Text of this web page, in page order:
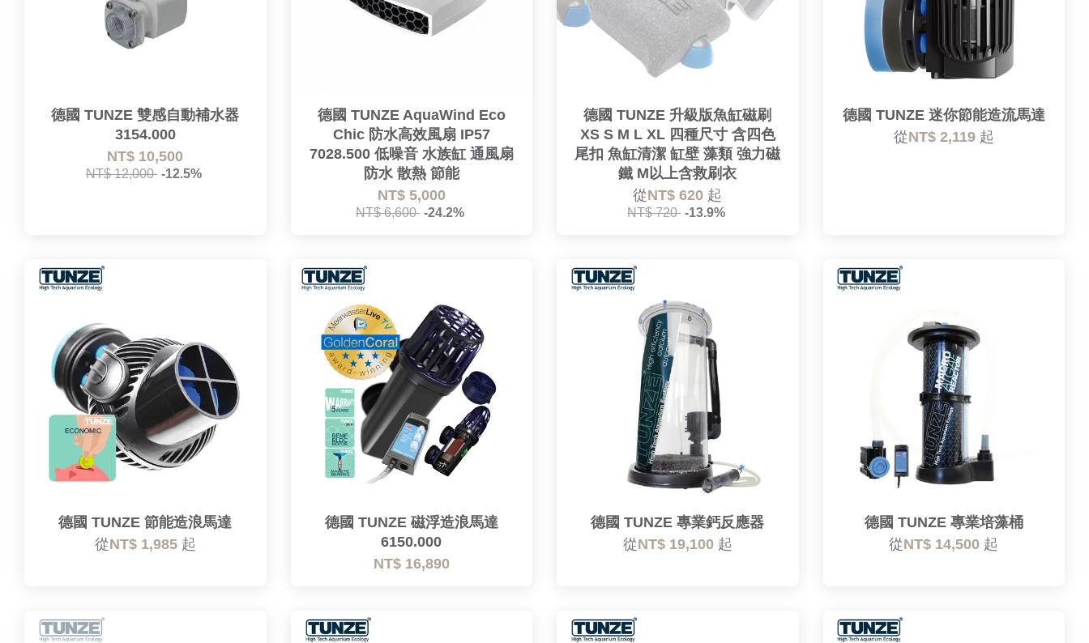
德國 TUNZE 雙感自動補水器
3154.000
NT$ 10,500
NT$ 12,000 -12.5%
德國 TUNZE AquaWind Eco
Chic 防水高效風扇 IP57
7028.500 低噪音 水族缸 通風扇
防水 散熱 節能
NT$ 5,000
NT$ 6,600 -24.2%
德國 TUNZE 升級版魚缸磁刷
XS S M L XL 四種尺寸 含四色
尾扣 魚缸清潔 缸壁 藻類 強力磁
鐵 M以上含救刷衣
從NT$ 620 起
NT$ 720 -13.9%
德國 TUNZE 迷你節能造流馬達
從NT$ 2,119 起
德國 TUNZE 節能造浪馬達
從NT$ 1,985 起
德國 TUNZE 磁浮造浪馬達
6150.000
NT$ 16,890
德國 TUNZE 專業鈣反應器
從NT$ 19,100 起
德國 TUNZE 專業培藻桶
從NT$ 14,500 起